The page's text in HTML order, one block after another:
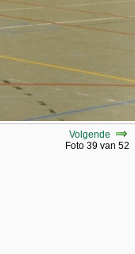
Volgende
Foto 39 van 52